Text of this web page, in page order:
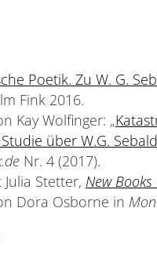
Poetik. Zu W. G.
Fink 2016.
Kay Wolfinger: „
über W.G.
Nr. 4 (2017).
Stetter, New
Dora Osborne in